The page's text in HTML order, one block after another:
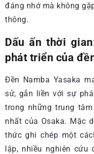
đáng nhớ mà không
thông.
Dấu ấn thời
phát triển của
Đền Namba Yasaka
sử, gắn liền với sự
trong những trung
nhất của Osaka. Mặc
thức ghi chép một
lập, nhiều nghiên